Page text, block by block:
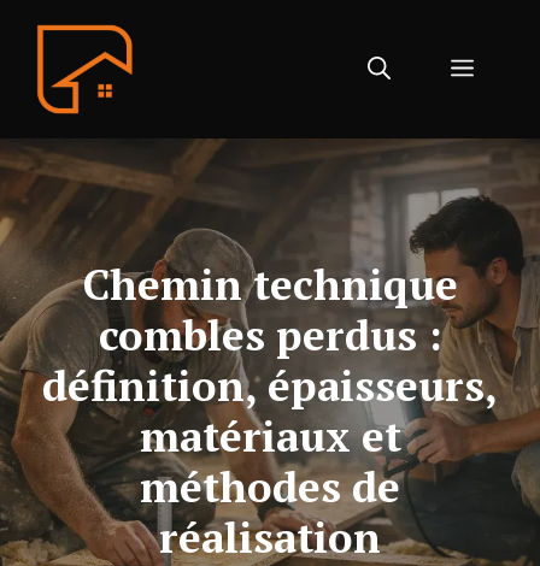
contenu
Menu
Chemin technique
combles perdus :
définition, épaisseurs,
matériaux et
méthodes de
réalisation